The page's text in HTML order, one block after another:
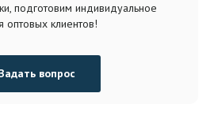
подготовим индивидуальное
клиентов!
вопрос